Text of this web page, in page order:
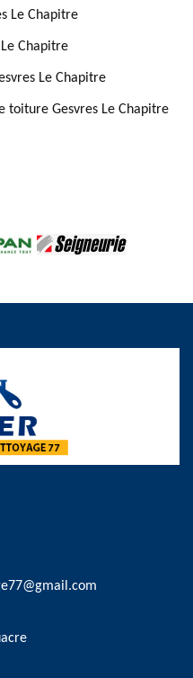
Le Chapitre
Chapitre
Le Chapitre
toiture Gesvres Le Chapitre